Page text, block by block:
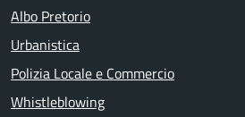
Albo Pretorio
Urbanistica
Polizia Locale e Commercio
Whistleblowing